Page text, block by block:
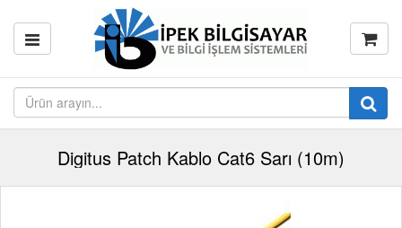
Digitus Patch Kablo Cat6 Sarı (10m)